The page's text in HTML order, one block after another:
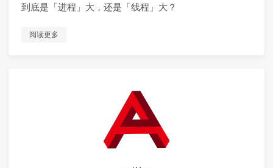
到底是「进程」大，还是「线程」大？
阅读更多